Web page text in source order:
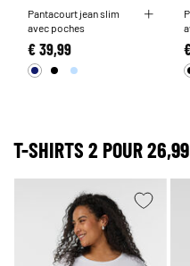
Pantacourt jean slim
avec poches
€ 39,99
T-SHIRTS 2 POUR